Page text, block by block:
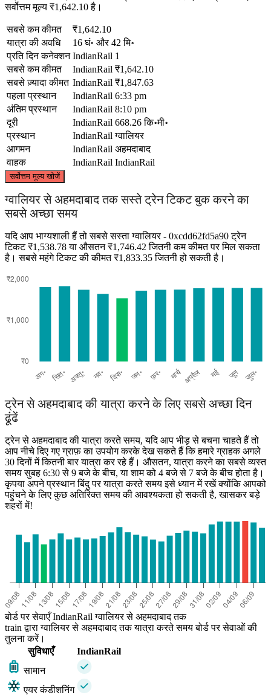
सर्वोत्तम मूल्य ₹1,642.10 है।
सबसे कम कीमत
₹1,642.10
यात्रा की अवधि
16 घं॰ और 42 मि॰
प्रति दिन कनेक्शन IndianRail 1
सबसे कम कीमत
IndianRail ₹1,642.10
सबसे ज़्यादा कीमत IndianRail ₹1,847.63
पहला प्रस्थान
IndianRail 6:33 pm
अंतिम प्रस्थान
IndianRail 8:10 pm
दूरी
IndianRail 668.26 कि॰मी॰
प्रस्थान
IndianRail ग्‍वालियर
आगमन
IndianRail अहमदाबाद
वाहक
IndianRail IndianRail
सर्वोत्तम मूल्य खोजें
Gwalior
©CARTO
ग्‍वालियर से अहमदाबाद तक सस्ते ट्रेन टिकट बुक करने का
सबसे अच्छा समय
यदि आप भाग्यशाली हैं तो सबसे सस्ता ग्‍वालियर - 0xcdd62fd5a90 ट्रेन
टिकट ₹1,538.78 या औसतन ₹1,746.42 जितनी कम कीमत पर मिल सकता
है। सबसे महंगे टिकट की कीमत ₹1,833.35 जितनी हो सकती है।
ट्रेन से अहमदाबाद की यात्रा करने के लिए सबसे अच्छा दिन
ढूंढें
ट्रेन से अहमदाबाद की यात्रा करते समय, यदि आप भीड़ से बचना चाहते हैं तो
आप नीचे दिए गए ग्राफ़ का उपयोग करके देख सकते हैं कि हमारे ग्राहक अगले
30 दिनों में कितनी बार यात्रा कर रहे हैं। औसतन, यात्रा करने का सबसे व्यस्त
समय सुबह 6:30 से 9 बजे के बीच, या शाम को 4 बजे से 7 बजे के बीच होता है।
कृपया अपने प्रस्थान बिंदु पर यात्रा करते समय इसे ध्यान में रखें क्योंकि आपको
पहुंचने के लिए कुछ अतिरिक्त समय की आवश्यकता हो सकती है, खासकर बड़े
शहरों में!
बोर्ड पर सेवाएँ IndianRail ग्‍वालियर से अहमदाबाद तक
train द्वारा ग्‍वालियर से अहमदाबाद तक यात्रा करते समय बोर्ड पर सेवाओं की
तुलना करें।
सुविधाएँ
IndianRail
सामान
एयर कंडीशनिंग